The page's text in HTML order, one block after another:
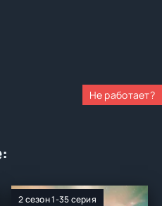
Не работает?
2 сезон 1-35 серия